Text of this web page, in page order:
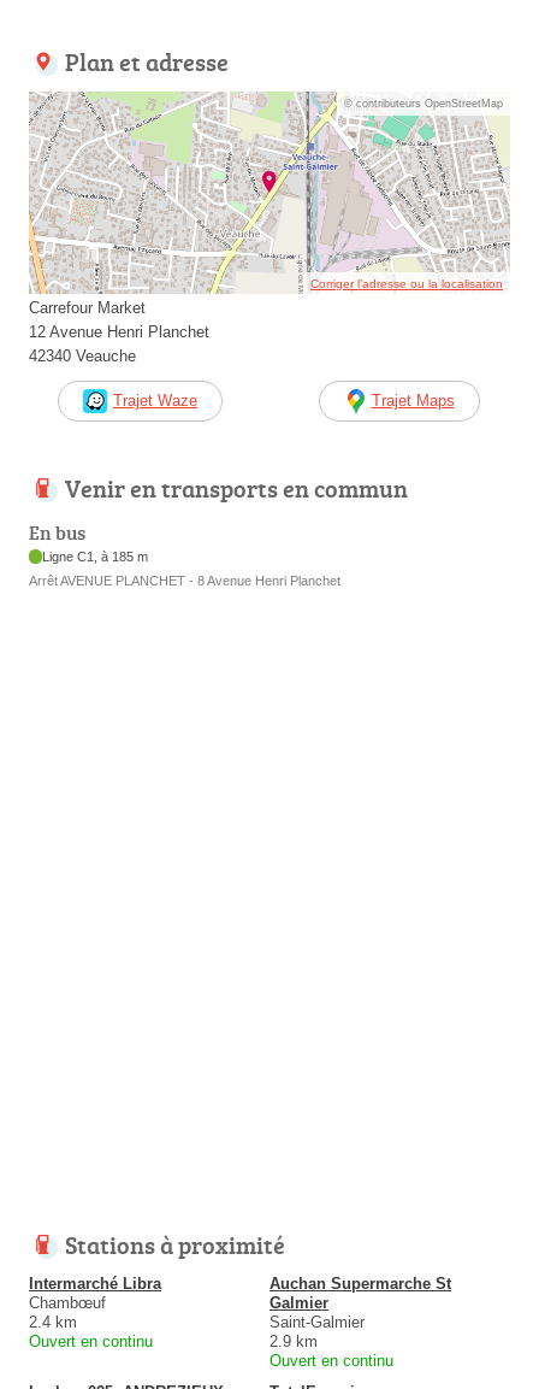
Plan et adresse
© contributeurs OpenStreetMap
Corriger l’adresse ou la localisation
Carrefour Market
12 Avenue Henri Planchet
42340 Veauche
Trajet Waze Trajet Maps
Venir en transports en commun
En bus
Ligne C1, à 185 m
Arrêt AVENUE PLANCHET - 8 Avenue Henri Planchet
Stations à proximité
Intermarché Libra
Chambœuf
2.4 km
Ouvert en continu
Auchan Supermarche St
Galmier
Saint-Galmier
2.9 km
Ouvert en continu